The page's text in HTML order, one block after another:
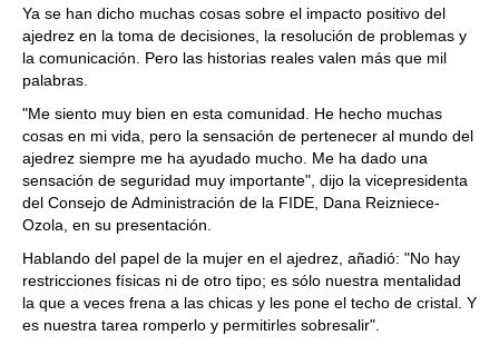
Ya se han dicho muchas cosas sobre el impacto positivo del
ajedrez en la toma de decisiones, la resolución de problemas y
la comunicación. Pero las historias reales valen más que mil
palabras.
"Me siento muy bien en esta comunidad. He hecho muchas
cosas en mi vida, pero la sensación de pertenecer al mundo del
ajedrez siempre me ha ayudado mucho. Me ha dado una
sensación de seguridad muy importante", dijo la vicepresidenta
del Consejo de Administración de la FIDE, Dana Reizniece-
Ozola, en su presentación.
Hablando del papel de la mujer en el ajedrez, añadió: "No hay
restricciones físicas ni de otro tipo; es sólo nuestra mentalidad
la que a veces frena a las chicas y les pone el techo de cristal. Y
es nuestra tarea romperlo y permitirles sobresalir".